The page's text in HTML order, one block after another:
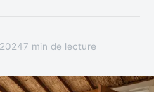
7 min de lecture